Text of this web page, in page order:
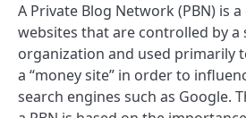
A Private Blog Network (PBN) is
websites that are controlled by
organization and used primarily
a “money site” in order to
search engines such as Google.